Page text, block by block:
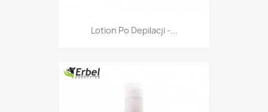
Lotion Po Depilacji -...